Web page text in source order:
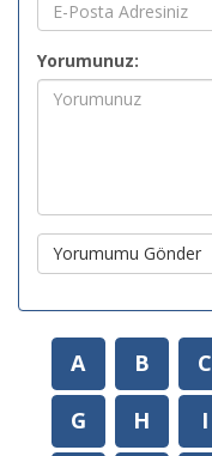
Yorumunuz:
Yorumumu Gönder
A B C
G
H I